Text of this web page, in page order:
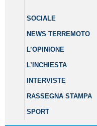
SOCIALE
NEWS TERREMOTO
L’OPINIONE
L’INCHIESTA
INTERVISTE
RASSEGNA STAMPA
SPORT